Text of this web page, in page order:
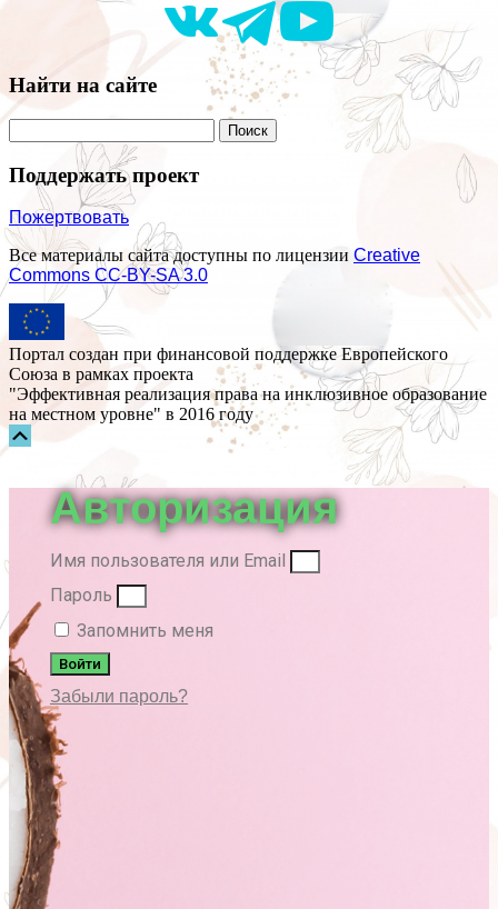
Найти на сайте
Поддержать проект
Пожертвовать
Все материалы сайта доступны по лицензии Creative
Commons СС-BY-SA 3.0
Портал создан при финансовой поддержке Европейского
Союза в рамках проекта
"Эффективная реализация права на инклюзивное образование
на местном уровне" в 2016 году
Авторизация
Имя пользователя или Email
Пароль
Запомнить меня
Войти
Забыли пароль?